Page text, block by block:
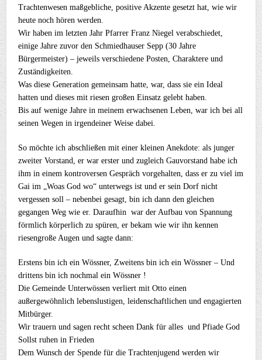
Trachtenwesen maßgebliche, positive Akzente gesetzt hat, wie wir
heute noch hören werden.
Wir haben im letzten Jahr Pfarrer Franz Niegel verabschiedet,
einige Jahre zuvor den Schmiedhauser Sepp (30 Jahre
Bürgermeister) – jeweils verschiedene Posten, Charaktere und
Zuständigkeiten.
Was diese Generation gemeinsam hatte, war, dass sie ein Ideal
hatten und dieses mit riesen großen Einsatz gelebt haben.
Bis auf wenige Jahre in meinem erwachsenen Leben, war ich bei all
seinen Wegen in irgendeiner Weise dabei.
So möchte ich abschließen mit einer kleinen Anekdote: als junger
zweiter Vorstand, er war erster und zugleich Gauvorstand habe ich
ihm in einem kontroversen Gespräch vorgehalten, dass er zu viel im
Gai im „Woas God wo“ unterwegs ist und er sein Dorf nicht
vergessen soll – nebenbei gesagt, bin ich dann den gleichen
gegangen Weg wie er. Daraufhin war der Aufbau von Spannung
förmlich körperlich zu spüren, er bekam wie wir ihn kennen
riesengroße Augen und sagte dann:
Erstens bin ich ein Wössner, Zweitens bin ich ein Wössner – Und
drittens bin ich nochmal ein Wössner !
Die Gemeinde Unterwössen verliert mit Otto einen
außergewöhnlich lebenslustigen, leidenschaftlichen und engagierten
Mitbürger.
Wir trauern und sagen recht scheen Dank für alles und Pfiade God
Sollst ruhen in Frieden
Dem Wunsch der Spende für die Trachtenjugend werden wir